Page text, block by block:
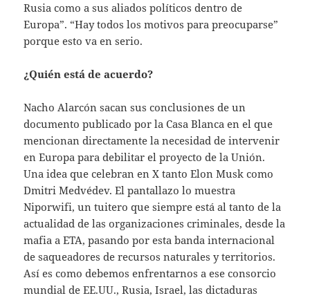
Rusia como a sus aliados políticos dentro de
Europa”. “Hay todos los motivos para preocuparse”
porque esto va en serio.
¿Quién está de acuerdo?
Nacho Alarcón sacan sus conclusiones de un
documento publicado por la Casa Blanca en el que
mencionan directamente la necesidad de intervenir
en Europa para debilitar el proyecto de la Unión.
Una idea que celebran en X tanto Elon Musk como
Dmitri Medvédev. El pantallazo lo muestra
Niporwifi, un tuitero que siempre está al tanto de la
actualidad de las organizaciones criminales, desde la
mafia a ETA, pasando por esta banda internacional
de saqueadores de recursos naturales y territorios.
Así es como debemos enfrentarnos a ese consorcio
mundial de EE.UU., Rusia, Israel, las dictaduras